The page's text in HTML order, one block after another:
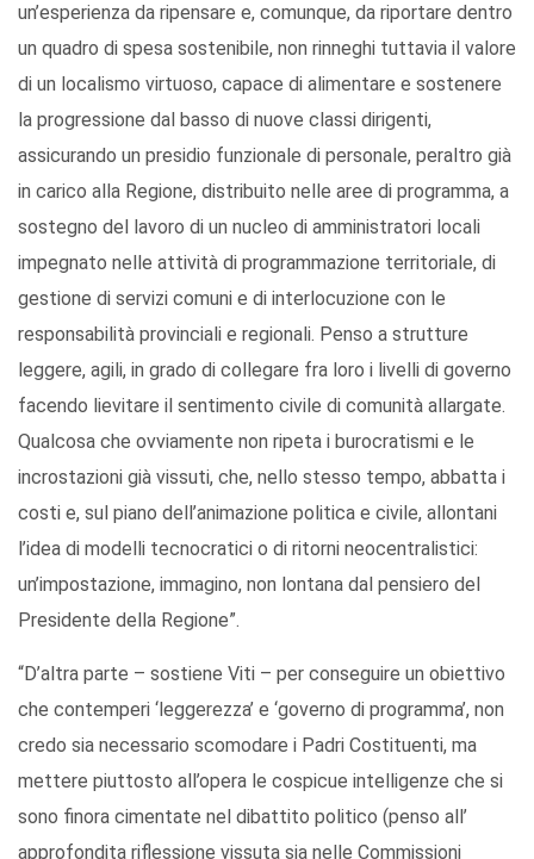
un’esperienza da ripensare e, comunque, da riportare dentro
un quadro di spesa sostenibile, non rinneghi tuttavia il valore
di un localismo virtuoso, capace di alimentare e sostenere
la progressione dal basso di nuove classi dirigenti,
assicurando un presidio funzionale di personale, peraltro già
in carico alla Regione, distribuito nelle aree di programma, a
sostegno del lavoro di un nucleo di amministratori locali
impegnato nelle attività di programmazione territoriale, di
gestione di servizi comuni e di interlocuzione con le
responsabilità provinciali e regionali. Penso a strutture
leggere, agili, in grado di collegare fra loro i livelli di governo
facendo lievitare il sentimento civile di comunità allargate.
Qualcosa che ovviamente non ripeta i burocratismi e le
incrostazioni già vissuti, che, nello stesso tempo, abbatta i
costi e, sul piano dell’animazione politica e civile, allontani
l’idea di modelli tecnocratici o di ritorni neocentralistici:
un’impostazione, immagino, non lontana dal pensiero del
Presidente della Regione”.
“D’altra parte – sostiene Viti – per conseguire un obiettivo
che contemperi ‘leggerezza’ e ‘governo di programma’, non
credo sia necessario scomodare i Padri Costituenti, ma
mettere piuttosto all’opera le cospicue intelligenze che si
sono finora cimentate nel dibattito politico (penso all’
approfondita riflessione vissuta sia nelle Commissioni